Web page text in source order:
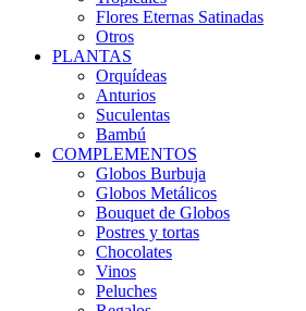
Flores Eternas Satinadas
Otros
PLANTAS
Orquídeas
Anturios
Suculentas
Bambú
COMPLEMENTOS
Globos Burbuja
Globos Metálicos
Bouquet de Globos
Postres y tortas
Chocolates
Vinos
Peluches